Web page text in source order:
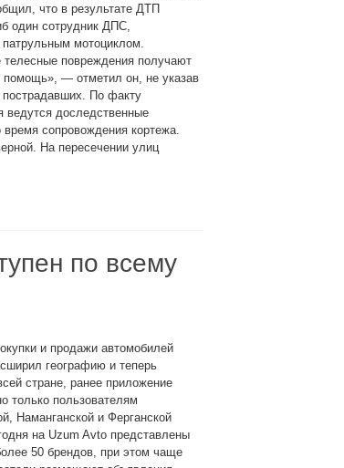
что в результате ДТП
один сотрудник ДПС,
мотоциклом.
повреждения получают
помощь», — отметил он, не указав
пострадавших. По факту
ведутся доследственные
сопровождения кортежа.
На пересечении улиц
по всему
и продажи автомобилей
географию и теперь
стране, ранее приложение
только пользователям
Наманганской и Ферганской
на Uzum Avto представлены
50 брендов, при этом чаще